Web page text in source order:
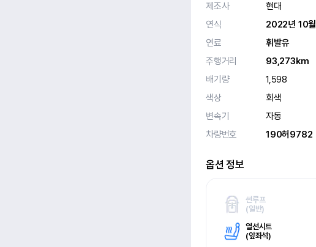
제조사
현대
연식
2022년 10월
연료
휘발유
주행거리
93,273km
배기량
1,598
색상
회색
변속기
자동
차량번호
190허9782
옵션 정보
썬루프
(일반)
열선시트
(앞좌석)